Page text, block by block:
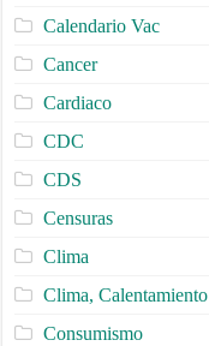
Calendario Vac
Cancer
Cardiaco
CDC
CDS
Censuras
Clima
Clima, Calentamiento
Consumismo